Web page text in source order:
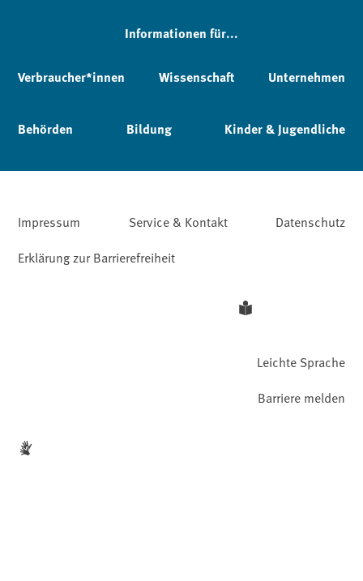
Informationen für...
Verbraucher*innen Wissenschaft Unternehmen
Behörden Bildung Kinder & Jugendliche
Impressum Service & Kontakt
Datenschutz
Erklärung zur Barrierefreiheit
Leichte Sprache
Barriere melden